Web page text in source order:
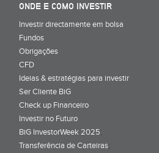
ONDE E COMO INVESTIR
Investir directamente em bolsa
Fundos
Obrigações
CFD
Ideias & estratégias para investir
Ser Cliente BiG
Check up Financeiro
Investir no Futuro
BiG InvestorWeek 2025;
Transferência de Carteiras;